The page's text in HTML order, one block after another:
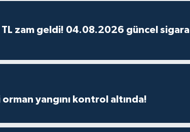
TL zam geldi! 04.08.2026 güncel sigara
yangını kontrol altında!